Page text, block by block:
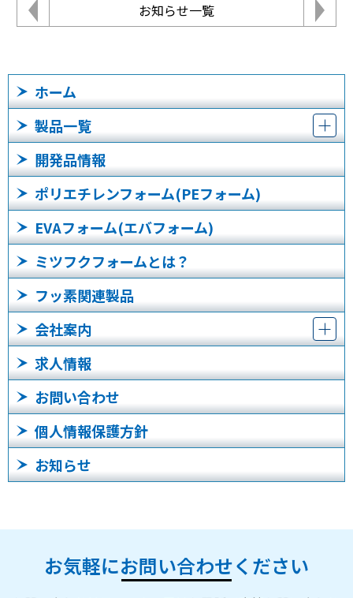
お知らせ一覧
ホーム
製品一覧
開発品情報
ポリエチレンフォーム(PEフォーム)
EVAフォーム(エバフォーム)
ミツフクフォームとは？
フッ素関連製品
会社案内
求人情報
お問い合わせ
個人情報保護方針
お知らせ
お気軽にお問い合わせください